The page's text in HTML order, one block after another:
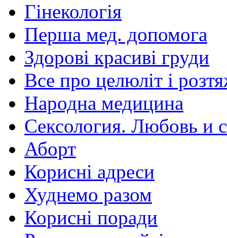
Гінекологія
Перша мед. допомога
Здорові красиві груди
Все про целюліт і
Народна медицина
Сексология. Любовь и
Аборт
Корисні адреси
Худнемо разом
Корисні поради